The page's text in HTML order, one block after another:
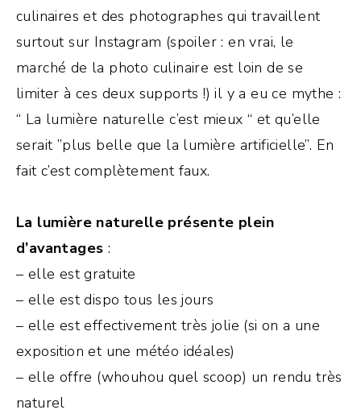
culinaires et des photographes qui travaillent
surtout sur Instagram (spoiler : en vrai, le
marché de la photo culinaire est loin de se
limiter à ces deux supports !) il y a eu ce mythe :
“ La lumière naturelle c’est mieux “ et qu’elle
serait ”plus belle que la lumière artificielle”. En
fait c’est complètement faux.
La lumière naturelle présente plein
d’avantages :
– elle est gratuite
– elle est dispo tous les jours
– elle est effectivement très jolie (si on a une
exposition et une météo idéales)
– elle offre (whouhou quel scoop) un rendu très
naturel